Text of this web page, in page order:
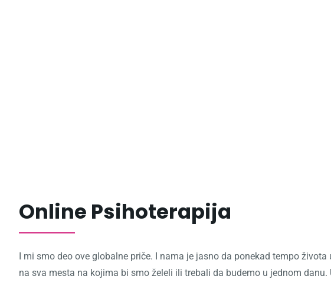
Online Psihoterapija
I mi smo deo ove globalne priče. I nama je jasno da ponekad tempo
na sva mesta na kojima bi smo želeli ili trebali da budemo u jednom